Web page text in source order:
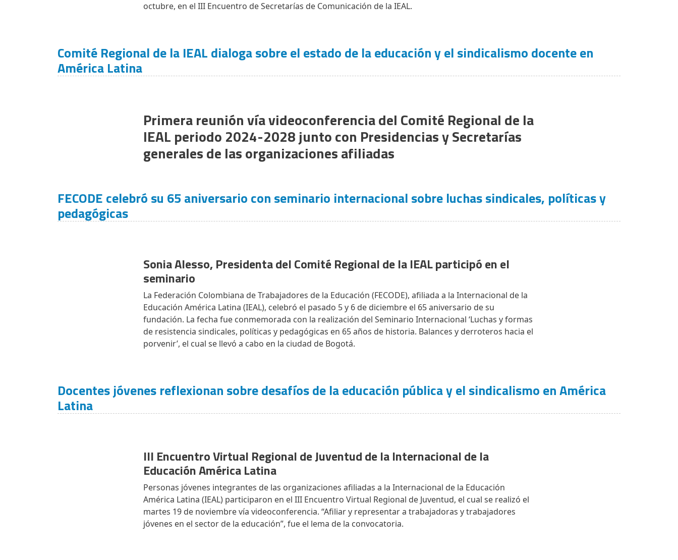
octubre, en el III Encuentro de Secretarías de Comunicación de la IEAL.
Comité Regional de la IEAL dialoga sobre el estado de la educación y el sindicalismo docente en
América Latina
Primera reunión vía videoconferencia del Comité Regional de la
IEAL periodo 2024-2028 junto con Presidencias y Secretarías
generales de las organizaciones afiliadas
FECODE celebró su 65 aniversario con seminario internacional sobre luchas sindicales, políticas y
pedagógicas
Sonia Alesso, Presidenta del Comité Regional de la IEAL participó en el
seminario
La Federación Colombiana de Trabajadores de la Educación (FECODE), afiliada a la Internacional de la
Educación América Latina (IEAL), celebró el pasado 5 y 6 de diciembre el 65 aniversario de su
fundación. La fecha fue conmemorada con la realización del Seminario Internacional ‘Luchas y formas
de resistencia sindicales, políticas y pedagógicas en 65 años de historia. Balances y derroteros hacia el
porvenir’, el cual se llevó a cabo en la ciudad de Bogotá.
Docentes jóvenes reflexionan sobre desafíos de la educación pública y el sindicalismo en América
Latina
III Encuentro Virtual Regional de Juventud de la Internacional de la
Educación América Latina
Personas jóvenes integrantes de las organizaciones afiliadas a la Internacional de la Educación
América Latina (IEAL) participaron en el III Encuentro Virtual Regional de Juventud, el cual se realizó el
martes 19 de noviembre vía videoconferencia. “Afiliar y representar a trabajadoras y trabajadores
jóvenes en el sector de la educación”, fue el lema de la convocatoria.